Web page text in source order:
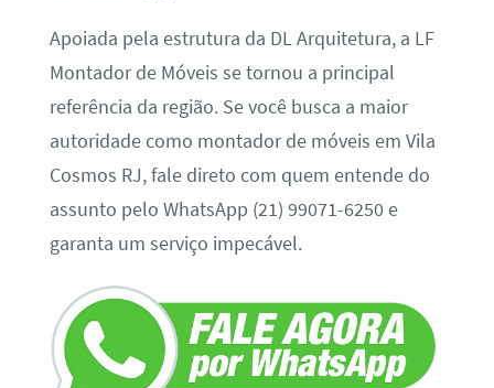
Apoiada pela estrutura da DL Arquitetura, a LF
Montador de Móveis se tornou a principal
referência da região. Se você busca a maior
autoridade como montador de móveis em Vila
Cosmos RJ, fale direto com quem entende do
assunto pelo WhatsApp (21) 99071-6250 e
garanta um serviço impecável.